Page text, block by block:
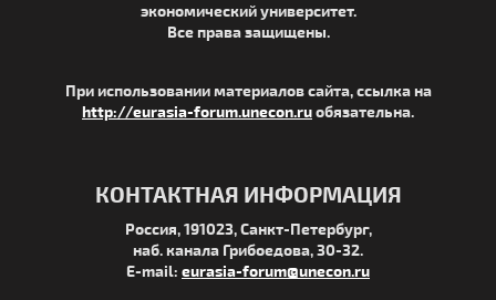
экономический университет.
Все права защищены.
При использовании материалов сайта, ссылка на
http://eurasia-forum.unecon.ruобязательна.
КОНТАКТНАЯ ИНФОРМАЦИЯ
Россия, 191023, Санкт-Петербург,
наб. канала Грибоедова, 30-32.
E-mail: eurasia-forum@unecon.ru